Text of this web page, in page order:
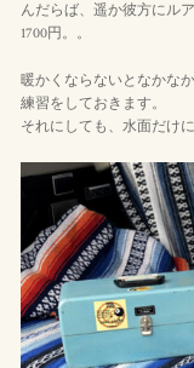
んだらば、遥か彼方にル
1700円。。
暖かくならないとなかな
練習をしておきます。
それにしても、水面だけ